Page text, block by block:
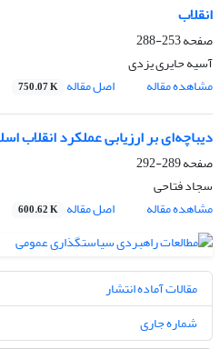
انقلاب
صفحه253-288
آسیه حایری یزدی
مشاهده مقاله
اصل مقاله 750.07 K
دیباچه‌ای بر ارزیابی عملکرد انقلاب
صفحه289-292
سجاد فتاحی
مشاهده مقاله
اصل مقاله 600.62 K
مقالات آماده انتشار
شماره جاری